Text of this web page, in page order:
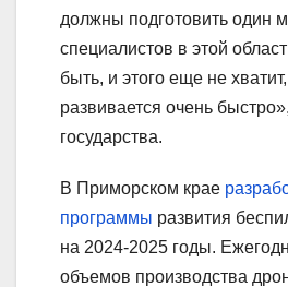
должны подготовить один
специалистов в этой
быть, и этого еще не
развивается очень
государства.
В Приморском крае
программы развития
на 2024-2025 годы.
объемов производства